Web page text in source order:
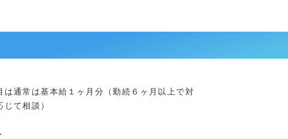
は通常は基本給１ヶ月分（勤続６ヶ月以上で対
て相談）